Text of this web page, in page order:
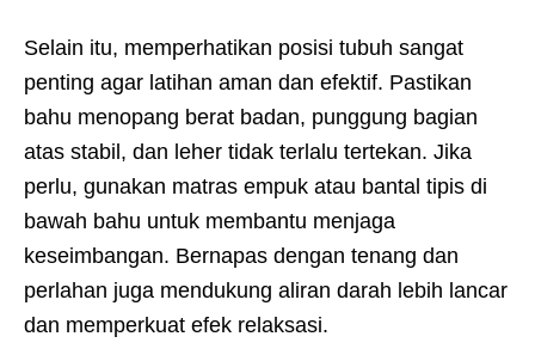
Selain itu, memperhatikan posisi tubuh sangat
penting agar latihan aman dan efektif. Pastikan
bahu menopang berat badan, punggung bagian
atas stabil, dan leher tidak terlalu tertekan. Jika
perlu, gunakan matras empuk atau bantal tipis di
bawah bahu untuk membantu menjaga
keseimbangan. Bernapas dengan tenang dan
perlahan juga mendukung aliran darah lebih lancar
dan memperkuat efek relaksasi.